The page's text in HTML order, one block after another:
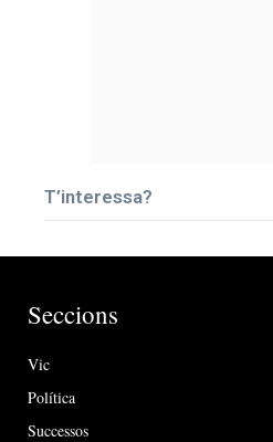
T’interessa?
Seccions
Vic
Política
Successos